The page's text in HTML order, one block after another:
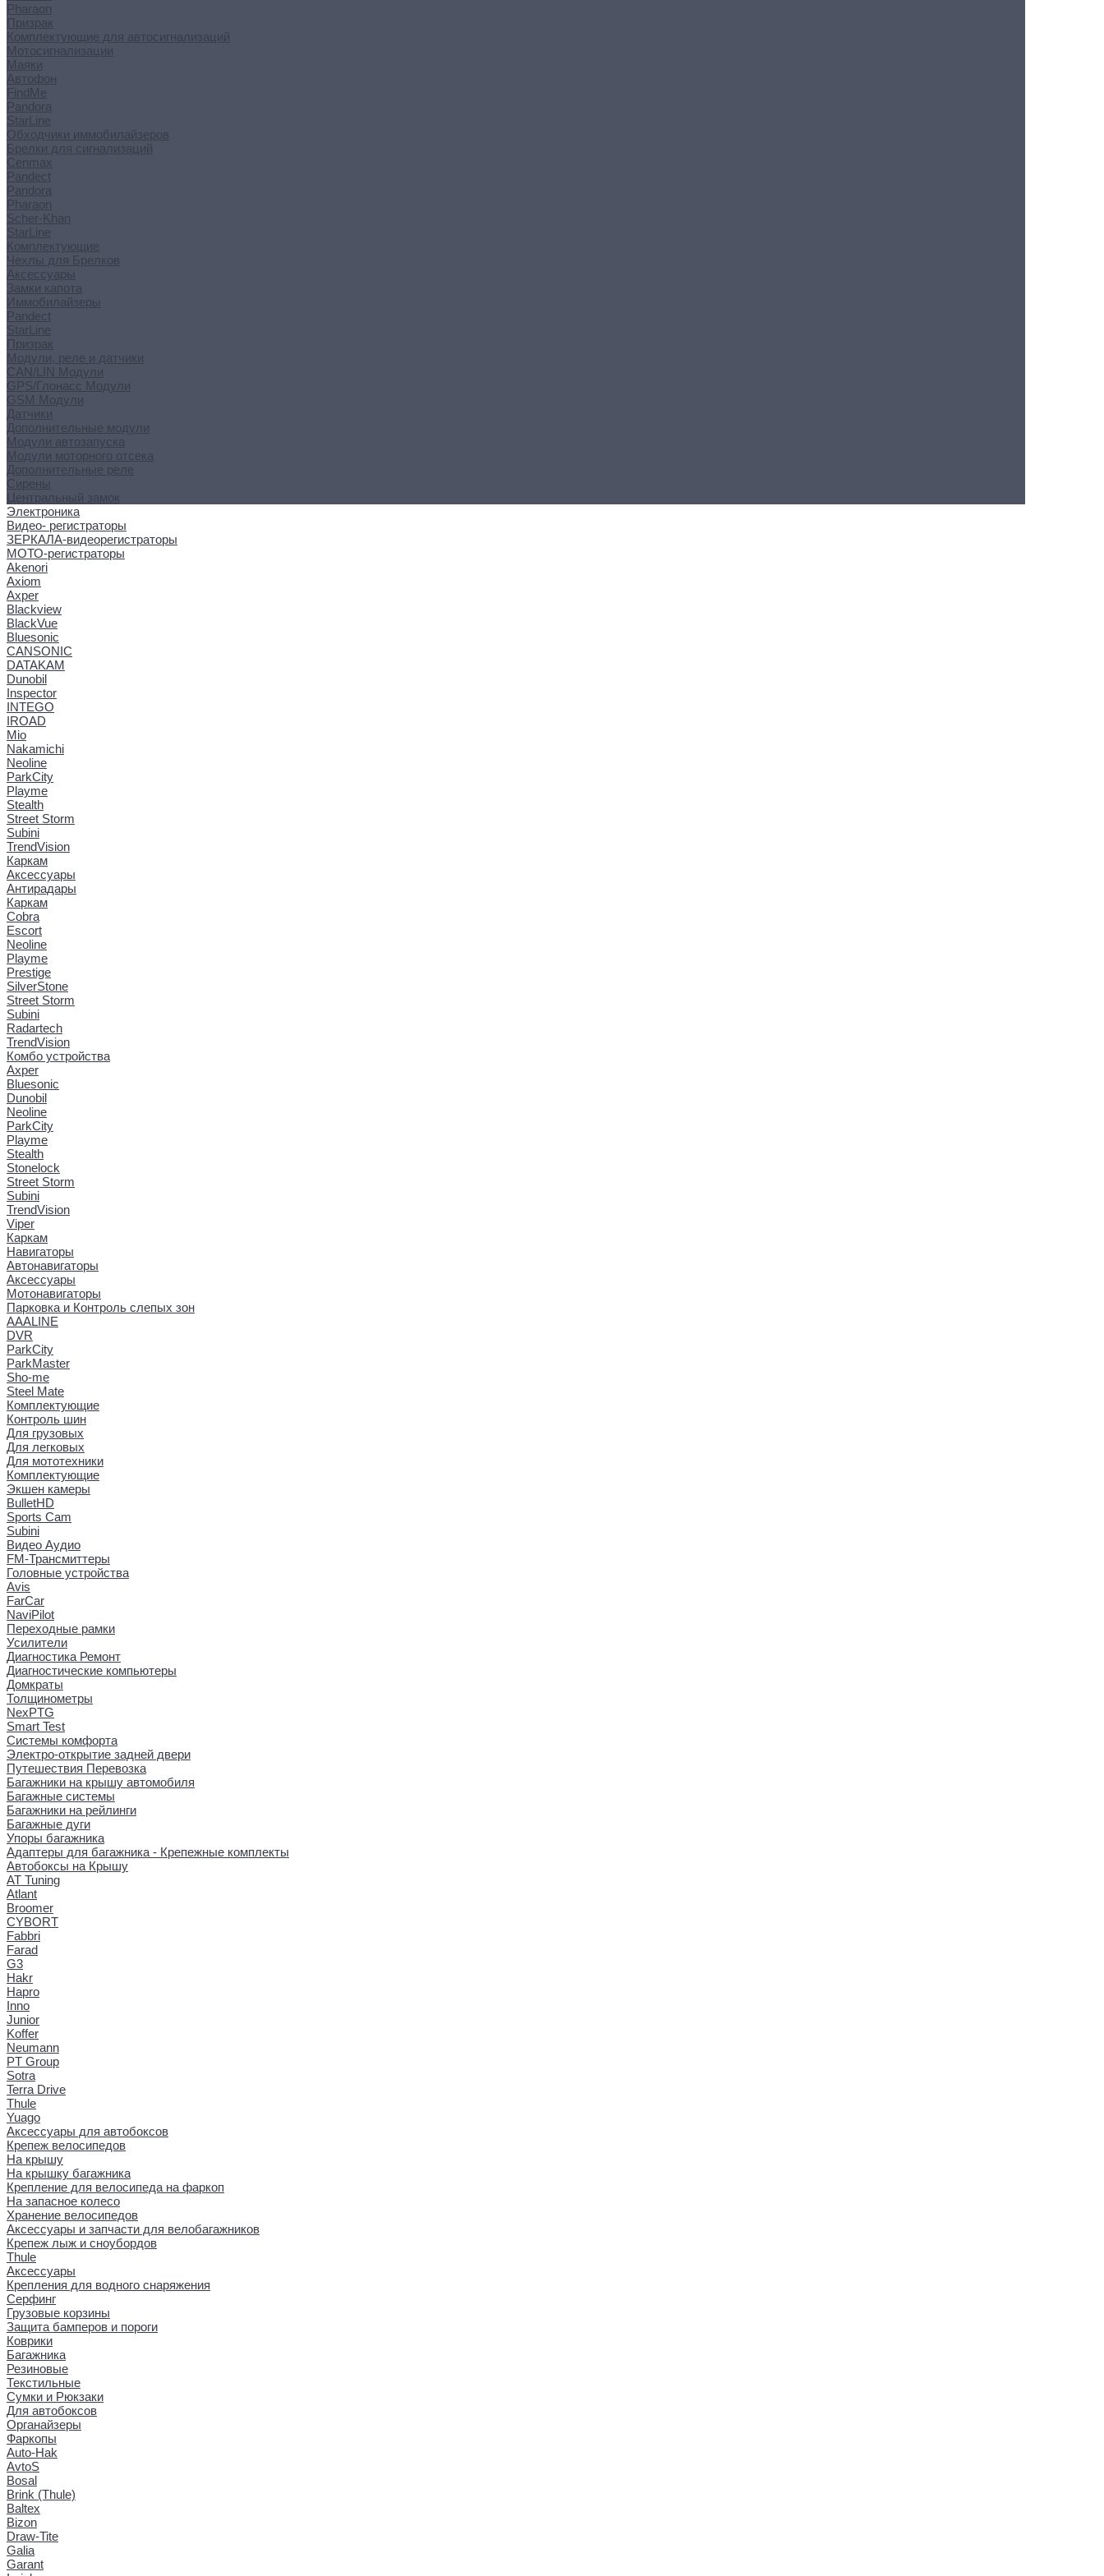
Pharaon
Призрак
Комплектующие для автосигнализаций
Мотосигнализации
Маяки
Автофон
FindMe
Pandora
StarLine
Обходчики иммобилайзеров
Брелки для сигнализаций
Cenmax
Pandect
Pandora
Pharaon
Scher-Khan
StarLine
Комплектующие
Чехлы для Брелков
Аксессуары
Замки капота
Иммобилайзеры
Pandect
StarLine
Призрак
Модули, реле и датчики
CAN/LIN Модули
GPS/Глонасс Модули
GSM Модули
Датчики
Дополнительные модули
Модули автозапуска
Модули моторного отсека
Дополнительные реле
Сирены
Центральный замок
Электроника
Видео- регистраторы
ЗЕРКАЛА-видеорегистраторы
МОТО-регистраторы
Akenori
Axiom
Axper
Blackview
BlackVue
Bluesonic
CANSONIC
DATAKAM
Dunobil
Inspector
INTEGO
IROAD
Mio
Nakamichi
Neoline
ParkCity
Playme
Stealth
Street Storm
Subini
TrendVision
Каркам
Аксессуары
Антирадары
Каркам
Cobra
Escort
Neoline
Playme
Prestige
SilverStone
Street Storm
Subini
Radartech
TrendVision
Комбо устройства
Axper
Bluesonic
Dunobil
Neoline
ParkCity
Playme
Stealth
Stonelock
Street Storm
Subini
TrendVision
Viper
Каркам
Навигаторы
Автонавигаторы
Аксессуары
Мотонавигаторы
Парковка и Контроль слепых зон
AAALINE
DVR
ParkCity
ParkMaster
Sho-me
Steel Mate
Комплектующие
Контроль шин
Для грузовых
Для легковых
Для мототехники
Комплектующие
Экшен камеры
BulletHD
Sports Cam
Subini
Видео Аудио
FM-Трансмиттеры
Головные устройства
Avis
FarCar
NaviPilot
Переходные рамки
Усилители
Диагностика Ремонт
Диагностические компьютеры
Домкраты
Толщинометры
NexPTG
Smart Test
Системы комфорта
Электро-открытие задней двери
Путешествия Перевозка
Багажники на крышу автомобиля
Багажные системы
Багажники на рейлинги
Багажные дуги
Упоры багажника
Адаптеры для багажника - Крепежные комплекты
Автобоксы на Крышу
AT Tuning
Atlant
Broomer
CYBORT
Fabbri
Farad
G3
Hakr
Hapro
Inno
Junior
Koffer
Neumann
PT Group
Sotra
Terra Drive
Thule
Yuago
Аксессуары для автобоксов
Крепеж велосипедов
На крышу
На крышку багажника
Крепление для велосипеда на фаркоп
На запасное колесо
Хранение велосипедов
Аксессуары и запчасти для велобагажников
Крепеж лыж и сноубордов
Thule
Аксессуары
Крепления для водного снаряжения
Серфинг
Грузовые корзины
Защита бамперов и пороги
Коврики
Багажника
Резиновые
Текстильные
Сумки и Рюкзаки
Для автобоксов
Органайзеры
Фаркопы
Auto-Hak
AvtoS
Bosal
Brink (Thule)
Baltex
Bizon
Draw-Tite
Galia
Garant